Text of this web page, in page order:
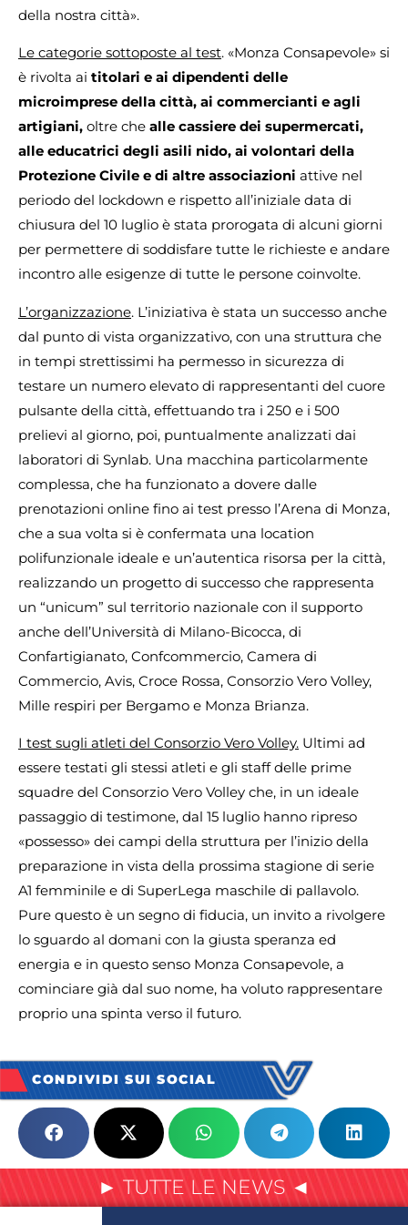
della nostra città».
Le categorie sottoposte al test. «Monza Consapevole» si
è rivolta ai titolari e ai dipendenti delle
microimprese della città, ai commercianti e agli
artigiani, oltre che alle cassiere dei supermercati,
alle educatrici degli asili nido, ai volontari della
Protezione Civile e di altre associazioni attive nel
periodo del lockdown e rispetto all’iniziale data di
chiusura del 10 luglio è stata prorogata di alcuni giorni
per permettere di soddisfare tutte le richieste e andare
incontro alle esigenze di tutte le persone coinvolte.
L’organizzazione. L’iniziativa è stata un successo anche
dal punto di vista organizzativo, con una struttura che
in tempi strettissimi ha permesso in sicurezza di
testare un numero elevato di rappresentanti del cuore
pulsante della città, effettuando tra i 250 e i 500
prelievi al giorno, poi, puntualmente analizzati dai
laboratori di Synlab. Una macchina particolarmente
complessa, che ha funzionato a dovere dalle
prenotazioni online fino ai test presso l’Arena di Monza,
che a sua volta si è confermata una location
polifunzionale ideale e un’autentica risorsa per la città,
realizzando un progetto di successo che rappresenta
un “unicum” sul territorio nazionale con il supporto
anche dell’Università di Milano-Bicocca, di
Confartigianato, Confcommercio, Camera di
Commercio, Avis, Croce Rossa, Consorzio Vero Volley,
Mille respiri per Bergamo e Monza Brianza.
I test sugli atleti del Consorzio Vero Volley. Ultimi ad
essere testati gli stessi atleti e gli staff delle prime
squadre del Consorzio Vero Volley che, in un ideale
passaggio di testimone, dal 15 luglio hanno ripreso
«possesso» dei campi della struttura per l’inizio della
preparazione in vista della prossima stagione di serie
A1 femminile e di SuperLega maschile di pallavolo.
Pure questo è un segno di fiducia, un invito a rivolgere
lo sguardo al domani con la giusta speranza ed
energia e in questo senso Monza Consapevole, a
cominciare già dal suo nome, ha voluto rappresentare
proprio una spinta verso il futuro.
CONDIVIDI SUI SOCIAL
► TUTTE LE NEWS ◄